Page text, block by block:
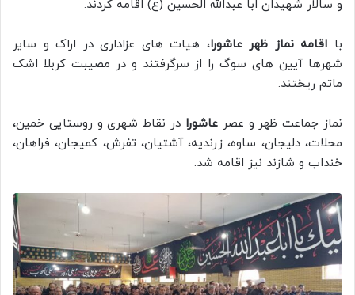
و سالار شهیدان ابا عبدالله الحسین (ع) اقامه کردند.
با اقامه نماز ظهر عاشورا، هیات های عزاداری در اراک و سایر
شهرها آیین های سوگ را از سرگرفتند و در مصیبت کربلا اشک
ماتم ریختند.
نماز جماعت ظهر و عصرعاشورا در نقاط شهری و روستایی خمین،
محلات، دلیجان، ساوه، زرندیه، آشتیان، تفرش، کمیجان، فراهان،
خنداب و شازند نیز اقامه شد.